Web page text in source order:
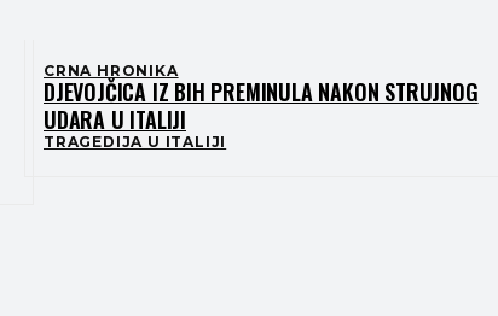
CRNA HRONIKA
DJEVOJČICA IZ BIH PREMINULA NAKON STRUJNOG
UDARA U ITALIJI
TRAGEDIJA U ITALIJI